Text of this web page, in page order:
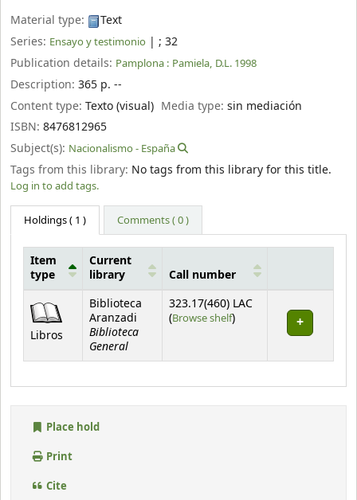
Material type:
Text
Series: Ensayo y testimonio | ; 32
Publication details: Pamplona : Pamiela, D.L. 1998
Description: 365 p. --
Content type: Texto (visual) Media type:sin mediación
ISBN: 8476812965
Subject(s): Nacionalismo - España
Tags from this library: No tags from this library for this title.
Log in to add tags.
Holdings( 1 ) Comments ( 0 )
Item
type
Current
library
Call number
Libros
Biblioteca
Aranzadi
Biblioteca
General
323.17(460) LAC
(Browse shelf(Opens below)
)
Place hold
Print
Cite